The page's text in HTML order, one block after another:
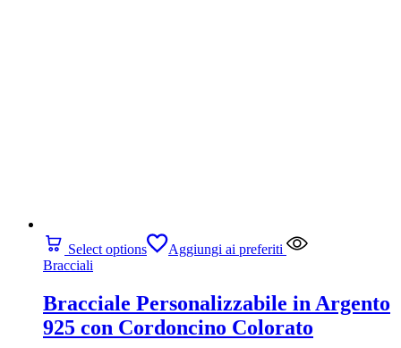
Select options
Aggiungi ai preferiti
Bracciali
Bracciale Personalizzabile in Argento
925 con Cordoncino Colorato